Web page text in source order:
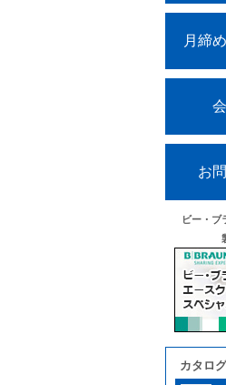
月締
お
ビー・ブ
カタロ